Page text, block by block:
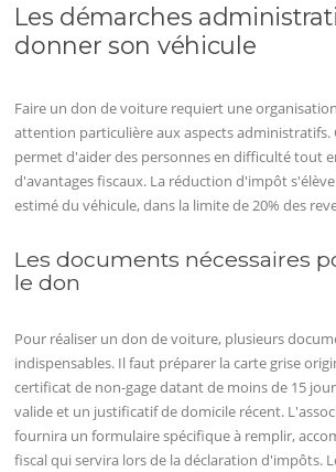
Les démarches
donner son véhicule
Faire un don de voiture requiert une
attention particulière aux aspects administratifs.
permet d'aider des personnes en difficulté tout
d'avantages fiscaux. La réduction d'impôt
estimé du véhicule, dans la limite de 20% des
Les documents nécessaires
le don
Pour réaliser un don de voiture, plusieurs
indispensables. Il faut préparer la carte grise
certificat de non-gage datant de moins de 15
valide et un justificatif de domicile récent.
fournira un formulaire spécifique à remplir,
fiscal qui servira lors de la déclaration d'impôts.